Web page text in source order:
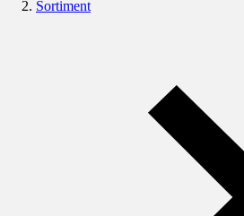
Sortiment